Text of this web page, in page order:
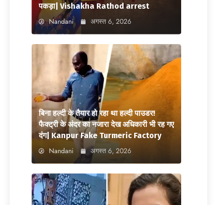
पकड़ा| Vishakha Rathod arrest
Nandani अगस्त 6, 2026
बिना हल्दी के तैयार हो रहा था हल्दी पाउडर!
फैक्ट्री के अंदर का नजारा देख अधिकारी भी रह गए
दंग| Kanpur Fake Turmeric Factory
Nandani अगस्त 6, 2026